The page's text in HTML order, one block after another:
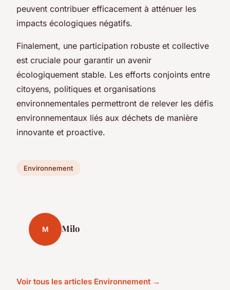
peuvent contribuer efficacement à atténuer les
impacts écologiques négatifs.
Finalement, une participation robuste et collective
est cruciale pour garantir un avenir
écologiquement stable. Les efforts conjoints entre
citoyens, politiques et organisations
environnementales permettront de relever les défis
environnementaux liés aux déchets de manière
innovante et proactive.
Environnement
M Milo
Voir tous les articles Environnement →